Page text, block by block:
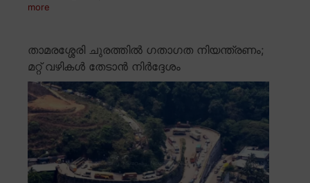
more
താമരശ്ശേരി ചുരത്തിൽ ഗതാഗത നിയന്ത്രണം;
മറ്റ് വഴികൾ തേടാൻ നിർദ്ദേശം